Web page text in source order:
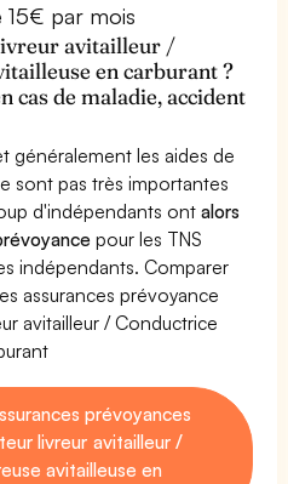
par mois
avitailleur /
en carburant ?
cas de maladie, accident
généralement les aides de
sont pas très importantes
d'indépendants ontalors
pour les TNS
indépendants. Comparer
assurances prévoyance
avitailleur / Conductrice
prévoyances
livreur avitailleur /
avitailleuse en